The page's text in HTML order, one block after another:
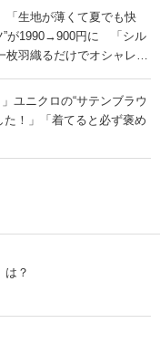
「生地が薄くて夏でも快
”が1990→900円に 「シル
枚羽織るだけでオシャレに
ユニクロの“サテンブラウ
！」「着てると必ず褒め
は？